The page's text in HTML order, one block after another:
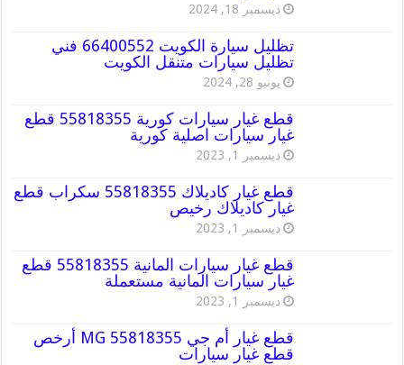
ديسمبر 18, 2024
تظليل سيارة الكويت 66400552 فني
تظليل سيارات متنقل الكويت
يونيو 28, 2024
قطع غيار سيارات كورية 55818355 قطع
غيار سيارات اصلية كورية
ديسمبر 1, 2023
قطع غيار كاديلاك 55818355 سكراب قطع
غيار كاديلاك رخيص
ديسمبر 1, 2023
قطع غيار سيارات المانية 55818355 قطع
غيار سيارات المانية مستعملة
ديسمبر 1, 2023
قطع غيار أم جي MG 55818355 أرخص
قطع غيار سيارات